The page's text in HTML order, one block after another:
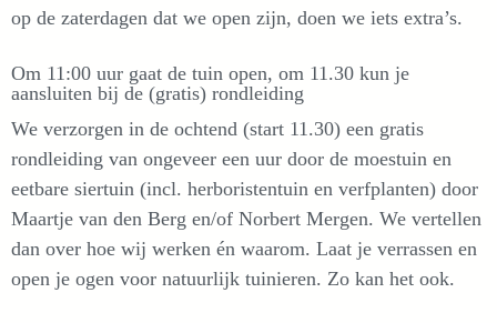
op de zaterdagen dat we open zijn, doen we iets extra’s.
Om 11:00 uur gaat de tuin open, om 11.30 kun je
aansluiten bij de (gratis) rondleiding
We verzorgen in de ochtend (start 11.30) een gratis
rondleiding van ongeveer een uur door de moestuin en
eetbare siertuin (incl. herboristentuin en verfplanten) door
Maartje van den Berg en/of Norbert Mergen. We vertellen
dan over hoe wij werken én waarom. Laat je verrassen en
open je ogen voor natuurlijk tuinieren. Zo kan het ook.